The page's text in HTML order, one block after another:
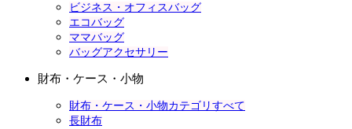
ビジネス・オフィスバッグ
エコバッグ
ママバッグ
バッグアクセサリー
財布・ケース・小物
財布・ケース・小物カテゴリすべて
長財布